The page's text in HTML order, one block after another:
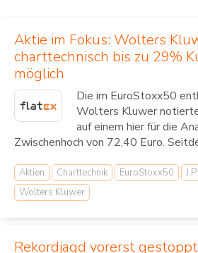
Aktie im Fokus: Wolters
charttechnisch bis zu 29%
möglich
Die im EuroStoxx50
Wolters Kluwer
auf einem hier für die
Zwischenhoch von 72,40 Euro.
Aktien Charttechnik EuroStoxx50
Wolters Kluwer
Rekordjagd vorerst